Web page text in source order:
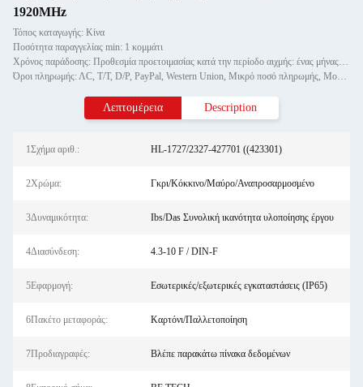
1920MHz
Τόπος καταγωγής: Κίνα
Ποσότητα παραγγελίας min: 1 κομμάτι
Χρόνος παράδοσης: Προθεσμία προετοιμασίας κατά την περίοδο αιχμής: ένας μήνας, εκτός εποχής: εντός 15 εργάσιμων ημερών
Όροι πληρωμής: ΛC, T/T, D/P, PayPal, Western Union, Μικρό ποσό πληρωμής, Money Gram
Λεπτομέρεια Description
1Σχήμα αριθ.: HL-1727/2327-427701 ((423301)
2Χρώμα: Γκρι/Κόκκινο/Μαύρο/Αναπροσαρμοσμένο
3Δυναμικότητα: Ibs/Das Συνολική ικανότητα υλοποίησης έργου
4Διασύνδεση: 4.3-10 F / DIN-F
5Εφαρμογή: Εσωτερικές/εξωτερικές εγκαταστάσεις (IP65)
6Πακέτο μεταφοράς: Καρτόνι/Παλλετοποίηση
7Προδιαγραφές: Βλέπε παρακάτω πίνακα δεδομένων